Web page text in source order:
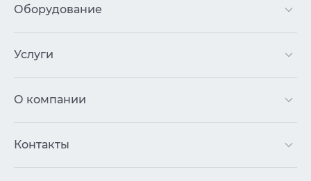
Оборудование
Услуги
О компании
Контакты